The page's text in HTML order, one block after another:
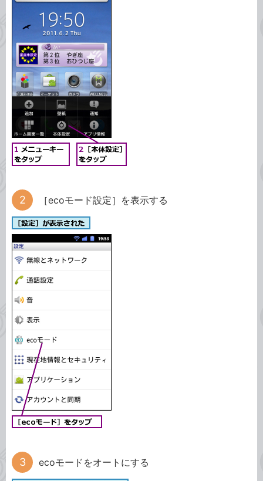
［ecoモード設定］を表示する
ecoモードをオートにする